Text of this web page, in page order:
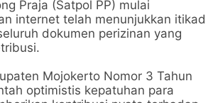
Praja (Satpol PP) mulai
internet telah menunjukkan itikad
dokumen perizinan yang
Mojokerto Nomor 3 Tahun
optimistis kepatuhan para